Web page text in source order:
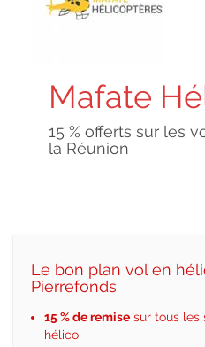
Mafate
15 % offerts sur les
la Réunion
Le bon plan vol en
Pierrefonds
15 % de remise sur tous les
hélico